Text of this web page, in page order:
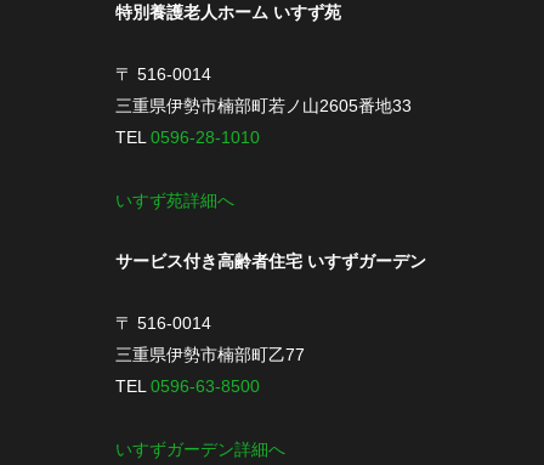
特別養護老人ホーム いすず苑
〒 516-0014
三重県伊勢市楠部町若ノ山2605番地33
TEL 0596-28-1010
いすず苑詳細へ
サービス付き高齢者住宅 いすずガーデン
〒 516-0014
三重県伊勢市楠部町乙77
TEL 0596-63-8500
いすずガーデン詳細へ